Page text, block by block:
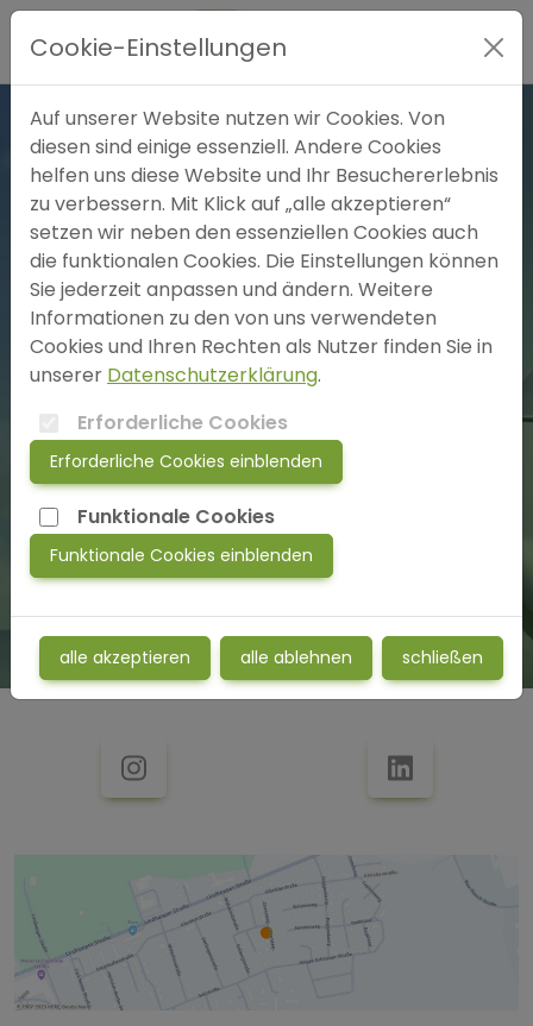
Hauptmenü
Expertensuche
Blog
FAQ
SOS
login
3 freie Plätze
Der Punk Rock Coach
Coach
Herr Christian Krause
Grenzweg 14
27283 Verden (Aller)
www.derpunkrockcoach.de
Cookie-Einstellungen
Auf unserer Website nutzen wir Cookies. Von
diesen sind einige essenziell. Andere Cookies
helfen uns diese Website und Ihr Besuchererlebnis
zu verbessern. Mit Klick auf „alle akzeptieren“
setzen wir neben den essenziellen Cookies auch
die funktionalen Cookies. Die Einstellungen können
Sie jederzeit anpassen und ändern. Weitere
Informationen zu den von uns verwendeten
Cookies und Ihren Rechten als Nutzer finden Sie in
unserer Datenschutzerklärung.
Erforderliche Cookies
Erforderliche Cookies einblenden
Funktionale Cookies
Funktionale Cookies einblenden
alle akzeptieren alle ablehnen schließen